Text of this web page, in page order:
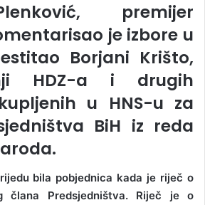
premijer
je izbore u
Borjani Krišto,
HDZ-a i drugih
u HNS-u za
BiH iz reda
bila pobjednica kada je riječ o
člana Predsjedništva. Riječ je o